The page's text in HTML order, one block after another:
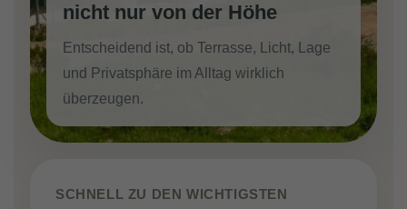
nicht nur von der Höhe
Entscheidend ist, ob Terrasse, Licht, Lage
und Privatsphäre im Alltag wirklich
überzeugen.
SCHNELL ZU DEN WICHTIGSTEN